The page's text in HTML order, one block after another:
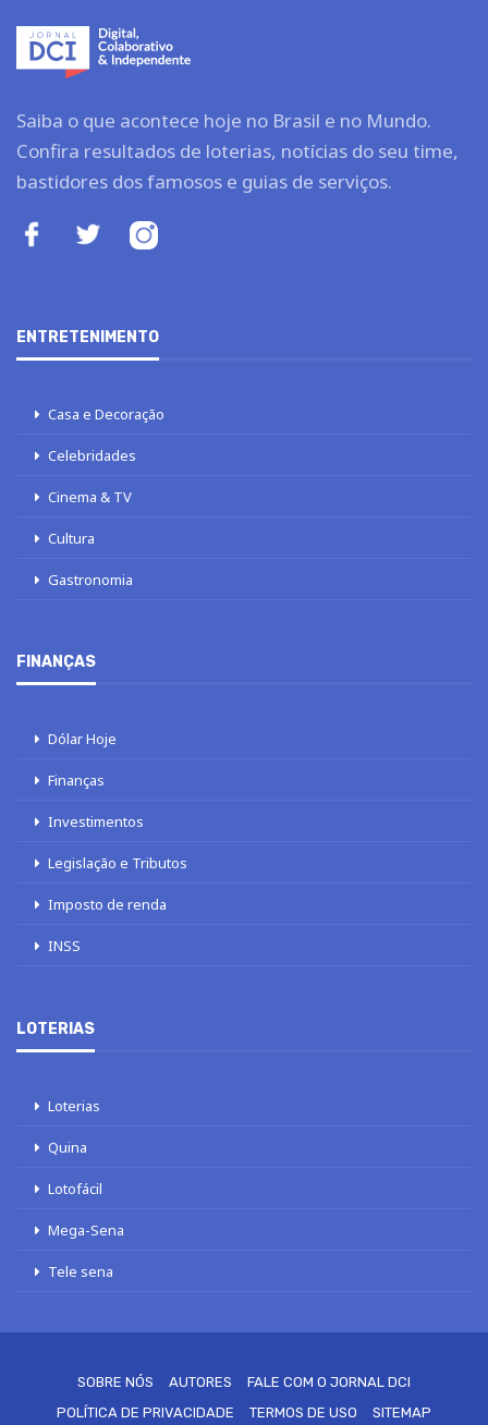
Saiba o que acontece hoje no Brasil e no Mundo.
Confira resultados de loterias, notícias do seu time,
bastidores dos famosos e guias de serviços.
ENTRETENIMENTO
Casa e Decoração
Celebridades
Cinema & TV
Cultura
Gastronomia
FINANÇAS
Dólar Hoje
Finanças
Investimentos
Legislação e Tributos
Imposto de renda
INSS
LOTERIAS
Loterias
Quina
Lotofácil
Mega-Sena
Tele sena
SOBRE NÓS AUTORES
FALE COM O JORNAL DCI
POLÍTICA DE PRIVACIDADE
TERMOS DE USO SITEMAP